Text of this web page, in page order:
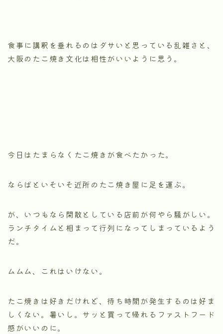
食事に講釈を垂れるのはダサいと思っている乱雑さと、
大阪のたこ焼き文化は相性がいいように思う。
今日はたまらなくたこ焼きが食べたかった。
ならばといそいそ近所のたこ焼き屋に足を運ぶ。
が、いつもなら閑散としている店前が何やら騒がしい。
ランチタイムと相まって行列になってしまっているよう
だ。
ムムム、これはいけない。
たこ焼きは好きだけれど、待ち時間が発生するのは好ま
しくない。暑いし。サッと買って帰れるファストフード
感がいいのに。